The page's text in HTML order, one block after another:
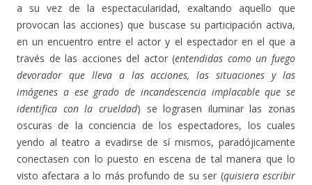
a su vez de la espectacularidad, exaltando aquello que
provocan las acciones) que buscase su participación activa,
en un encuentro entre el actor y el espectador en el que a
través de las acciones del actor (entendidas como un fuego
devorador que lleva a las acciones, las situaciones y las
imágenes a ese grado de incandescencia implacable que se
identifica con la crueldad) se lograsen iluminar las zonas
oscuras de la conciencia de los espectadores, los cuales
yendo al teatro a evadirse de sí mismos, paradójicamente
conectasen con lo puesto en escena de tal manera que lo
visto afectara a lo más profundo de su ser (quisiera escribir